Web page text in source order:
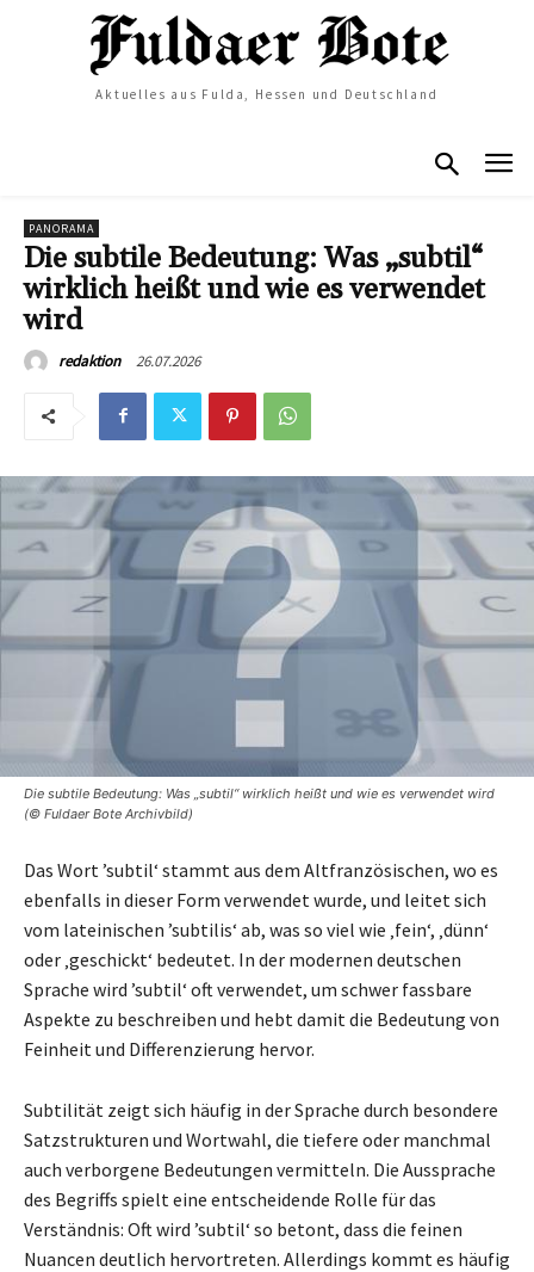
Aktuelles aus Fulda, Hessen und Deutschland
PANORAMA
Die subtile Bedeutung: Was „subtil“
wirklich heißt und wie es verwendet
wird
redaktion 26.07.2026
Die subtile Bedeutung: Was „subtil“ wirklich heißt und wie es verwendet wird
(© Fuldaer Bote Archivbild)
Das Wort ’subtil‘ stammt aus dem Altfranzösischen, wo es
ebenfalls in dieser Form verwendet wurde, und leitet sich
vom lateinischen ’subtilis‘ ab, was so viel wie ‚fein‘, ‚dünn‘
oder ‚geschickt‘ bedeutet. In der modernen deutschen
Sprache wird ’subtil‘ oft verwendet, um schwer fassbare
Aspekte zu beschreiben und hebt damit die Bedeutung von
Feinheit und Differenzierung hervor.
Subtilität zeigt sich häufig in der Sprache durch besondere
Satzstrukturen und Wortwahl, die tiefere oder manchmal
auch verborgene Bedeutungen vermitteln. Die Aussprache
des Begriffs spielt eine entscheidende Rolle für das
Verständnis: Oft wird ’subtil‘ so betont, dass die feinen
Nuancen deutlich hervortreten. Allerdings kommt es häufig